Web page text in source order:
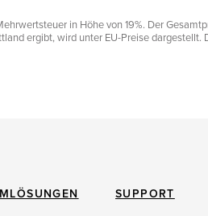
in Höhe von 19%. Der
ergibt, wird unter EU-Preise dargestellt.
SUPPORT